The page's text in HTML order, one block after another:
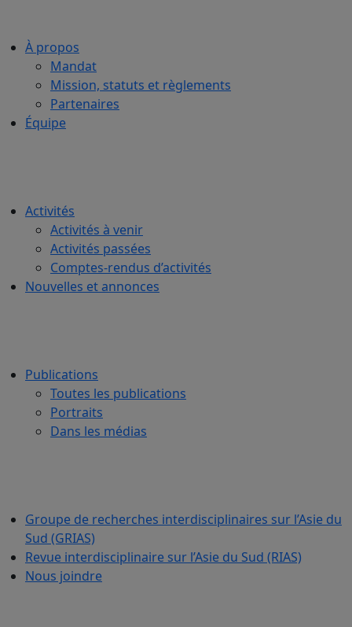
À propos
Mandat
Mission, statuts et règlements
Partenaires
Équipe
Activités
Activités à venir
Activités passées
Comptes-rendus d’activités
Nouvelles et annonces
Publications
Toutes les publications
Portraits
Dans les médias
Groupe de recherches interdisciplinaires sur l’Asie du
Sud (GRIAS)
Revue interdisciplinaire sur l’Asie du Sud (RIAS)
Nous joindre